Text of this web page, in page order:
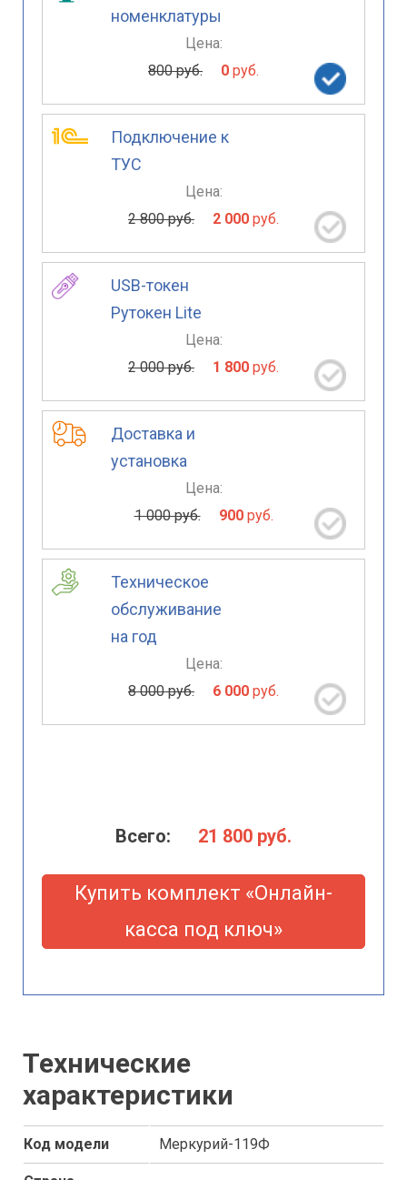
номенклатуры
Цена:
800 руб.
0 руб.
Подключение к
ТУС
Цена:
2 800 руб.
2 000 руб.
USB-токен
Рутокен Lite
Цена:
2 000 руб.
1 800 руб.
Доставка и
установка
Цена:
1 000 руб.
900руб.
Техническое
обслуживание
на год
Цена:
8 000 руб.
6 000 руб.
Всего: 21 800 руб.
Купить комплект «Онлайн-
касса под ключ»
Технические
характеристики
Код модели Меркурий-119Ф